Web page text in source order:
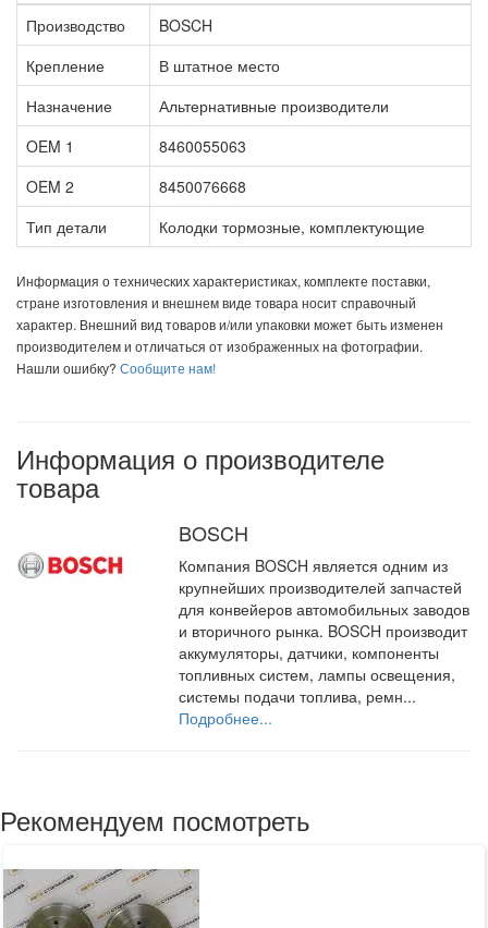
Производство
BOSCH
Крепление
В штатное место
Назначение
Альтернативные производители
OEM 1
8460055063
OEM 2
8450076668
Тип детали
Колодки тормозные, комплектующие
Информация о технических характеристиках, комплекте поставки,
стране изготовления и внешнем виде товара носит справочный
характер. Внешний вид товаров и/или упаковки может быть изменен
производителем и отличаться от изображенных на фотографии.
Нашли ошибку? Сообщите нам!
Информация о производителе
товара
BOSCH
Компания BOSCH является одним из
крупнейших производителей запчастей
для конвейеров автомобильных заводов
и вторичного рынка. BOSCH производит
аккумуляторы, датчики, компоненты
топливных систем, лампы освещения,
системы подачи топлива, ремн...
Подробнее...
Рекомендуем посмотреть